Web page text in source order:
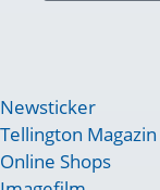
Newsticker
Tellington Magazin
Online Shops